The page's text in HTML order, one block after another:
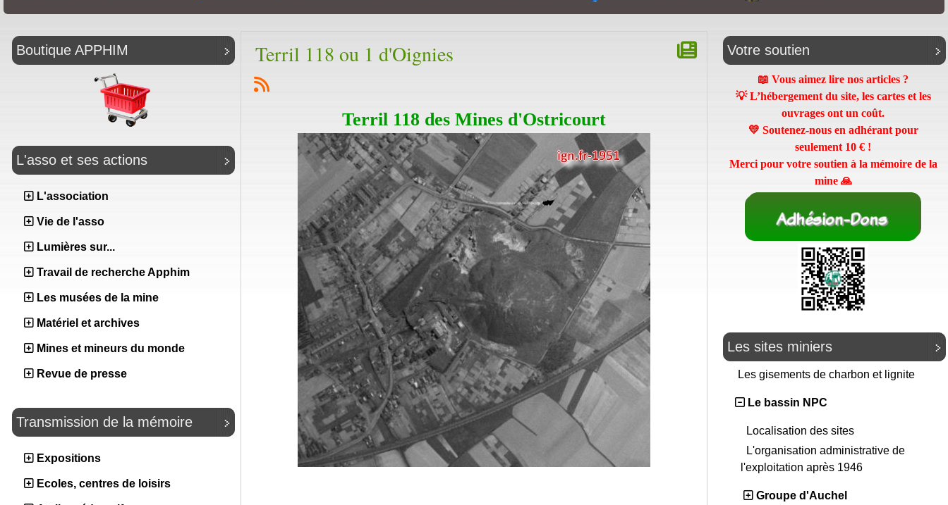
Boutique APPHIM
L'asso et ses actions
L'association
Vie de l'asso
Lumières sur...
Travail de recherche Apphim
Les musées de la mine
Matériel et archives
Mines et mineurs du monde
Revue de presse
Transmission de la mémoire
Expositions
Ecoles, centres de loisirs
Terril 118 ou 1 d'Oignies
Terril 118 des Mines d'Ostricourt
Votre soutien
📖 Vous aimez lire nos articles ?
💡 L’hébergement du site, les cartes et les
ouvrages ont un coût.
💛 Soutenez-nous en adhérant pour
seulement 10 € !
Merci pour votre soutien à la mémoire de la
mine 🙏
Les sites miniers
Les gisements de charbon et lignite
Le bassin NPC
Localisation des sites
L'organisation administrative de
l'exploitation après 1946
Groupe d'Auchel